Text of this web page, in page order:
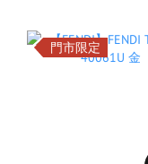
門市限定